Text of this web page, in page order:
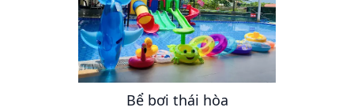
Bể bơi thái hòa